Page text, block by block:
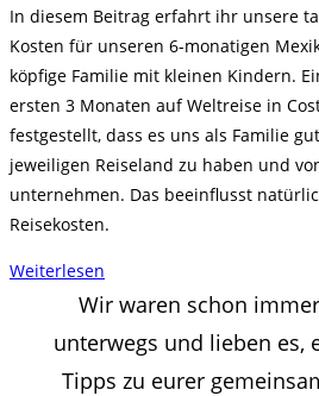
In diesem Beitrag erfahrt ihr unsere
Kosten für unseren 6-monatigen
köpfige Familie mit kleinen Kindern.
ersten 3 Monaten auf Weltreise in
festgestellt, dass es uns als Familie
jeweiligen Reiseland zu haben und
unternehmen. Das beeinflusst
Reisekosten.
Weiterlesen
Wir waren schon
unterwegs und lieben es,
Tipps zu eurer